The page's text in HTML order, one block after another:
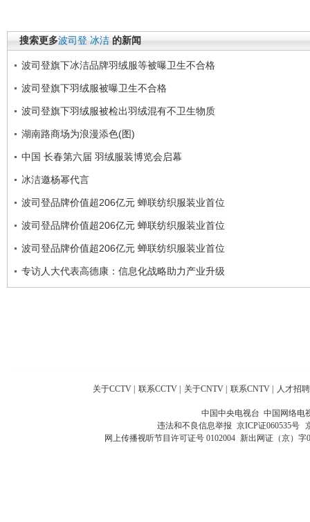
搜索更多波司登 冰洁 的新闻
波司登旗下冰洁品牌羽绒服等被曝卫生不合格
波司登旗下羽绒服被曝卫生不合格
波司登旗下羽绒服被检出羽绒混有不卫生物质
湖南路商场为浪漫添色(图)
中国 长春第六届 羽绒服装博览会启幕
冰洁邀杨幂代言
波司登品牌价值超206亿元 蝉联纺织服装业首位
波司登品牌价值超206亿元 蝉联纺织服装业首位
波司登品牌价值超206亿元 蝉联纺织服装业首位
专访人大代表高德康：信息化战略助力产业升级
关于CCTV 联系CCTV 关于CNTV 联系CNTV 人才招聘
中国中央电视台 中国网络电
违法和不良信息举报 京ICP证060535号
网上传播视听节目许可证号 0102004 新出网证（京）